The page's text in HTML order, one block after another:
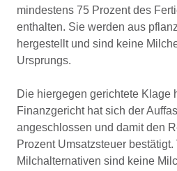
mindestens 75 Prozent des
enthalten. Sie werden aus
hergestellt und sind keine
Ursprungs.
Die hiergegen gerichtete Klage
Finanzgericht hat sich der
angeschlossen und damit den
Prozent Umsatzsteuer bestätigt.
Milchalternativen sind keine